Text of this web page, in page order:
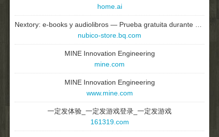
home.ai
nubico-store.bq.com
MINE Innovation Engineering
mine.com
MINE Innovation Engineering
www.mine.com
一定发体验_一定发游戏登录_一定发游戏
161319.com